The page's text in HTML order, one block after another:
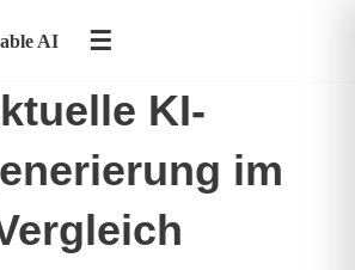
AI ☰
KI-
im